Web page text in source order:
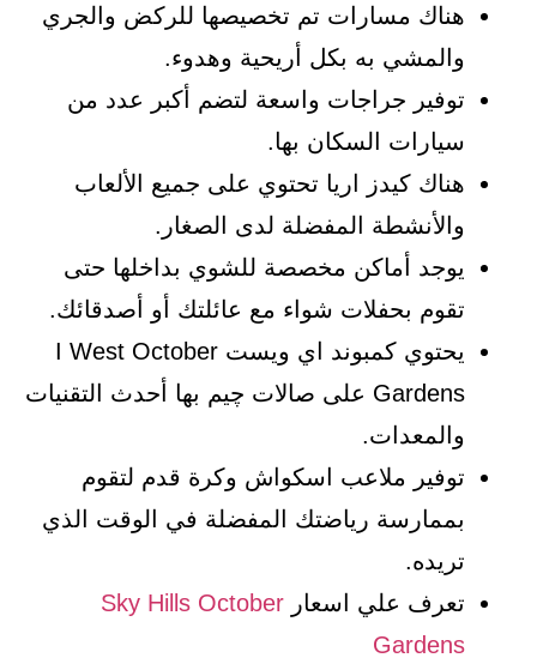
هناك مسارات تم تخصيصها للركض والجري
والمشي به بكل أريحية وهدوء.
توفير جراجات واسعة لتضم أكبر عدد من
سيارات السكان بها.
هناك كيدز اريا تحتوي على جميع الألعاب
والأنشطة المفضلة لدى الصغار.
يوجد أماكن مخصصة للشوي بداخلها حتى
تقوم بحفلات شواء مع عائلتك أو أصدقائك.
يحتوي كمبوند اي ويست I West October
Gardens على صالات چيم بها أحدث التقنيات
والمعدات.
توفير ملاعب اسكواش وكرة قدم لتقوم
بممارسة رياضتك المفضلة في الوقت الذي
تريده.
تعرف علي اسعار Sky Hills October
Gardens